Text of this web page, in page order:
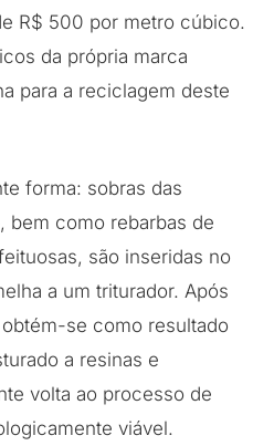
R$ 500 por metro cúbico.
da própria marca
para a reciclagem deste
forma: sobras das
bem como rebarbas de
são inseridas no
a um triturador. Após
se como resultado
a resinas e
volta ao processo de
viável.